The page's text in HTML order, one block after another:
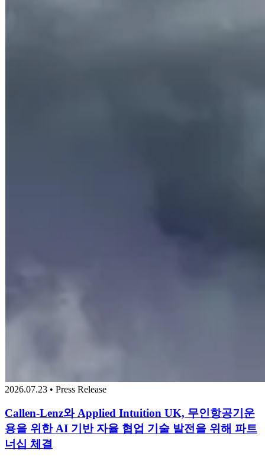
2026.07.23 • Press Release
Callen-Lenz와 Applied Intuition UK, 무인항공기운
용을 위한 AI 기반 자율 협업 기술 발전을 위해 파트
너십 체결